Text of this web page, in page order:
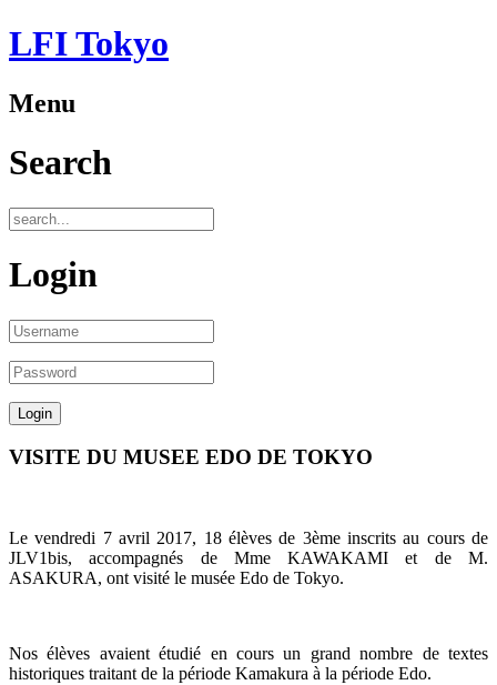
LFI Tokyo
Menu
Search
Login
VISITE DU MUSEE EDO DE TOKYO
Le vendredi 7 avril 2017, 18 élèves de 3ème inscrits au cours de
JLV1bis, accompagnés de Mme KAWAKAMI et de M.
ASAKURA, ont visité le musée Edo de Tokyo.
Nos élèves avaient étudié en cours un grand nombre de textes
historiques traitant de la période Kamakura à la période Edo.